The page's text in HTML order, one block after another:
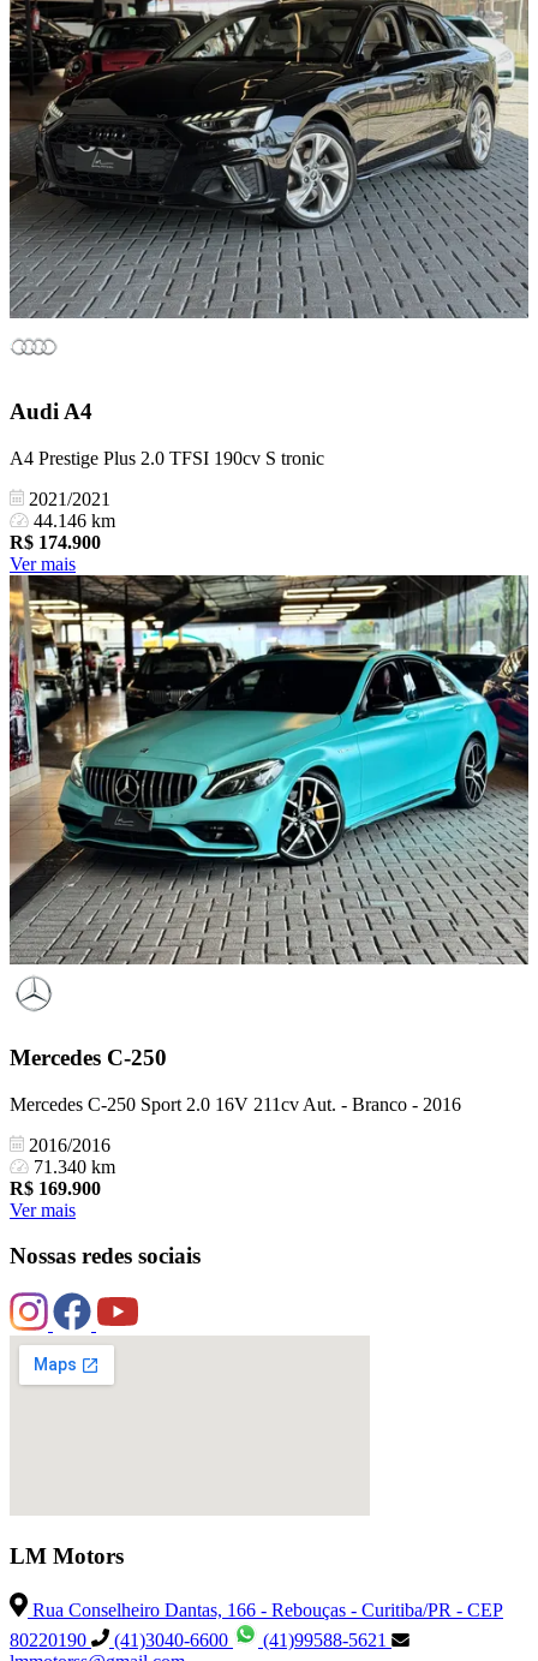
Audi A4
A4 Prestige Plus 2.0 TFSI 190cv S tronic
2021/2021
44.146 km
R$ 174.900
Ver mais
Mercedes C-250
Mercedes C-250 Sport 2.0 16V 211cv Aut. - Branco - 2016
2016/2016
71.340 km
R$ 169.900
Ver mais
Nossas redes sociais
LM Motors
Rua Conselheiro Dantas, 166 - Rebouças - Curitiba/PR - CEP
80220190
(41)3040-6600
(41)99588-5621